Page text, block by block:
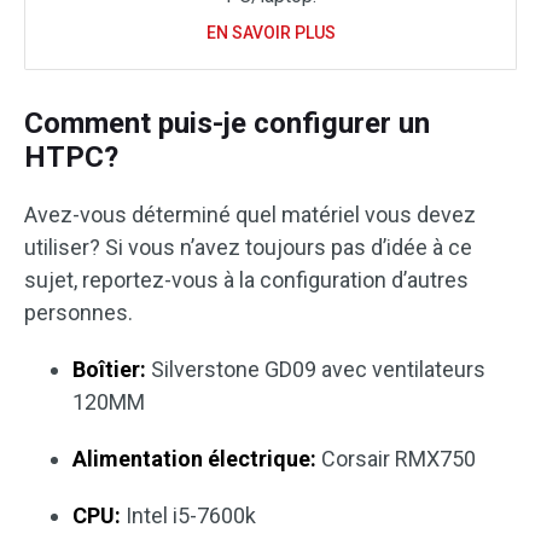
EN SAVOIR PLUS
Comment puis-je configurer un
HTPC?
Avez-vous déterminé quel matériel vous devez
utiliser? Si vous n’avez toujours pas d’idée à ce
sujet, reportez-vous à la configuration d’autres
personnes.
Boîtier: Silverstone GD09 avec ventilateurs
120MM
Alimentation électrique: Corsair RMX750
CPU: Intel i5-7600k